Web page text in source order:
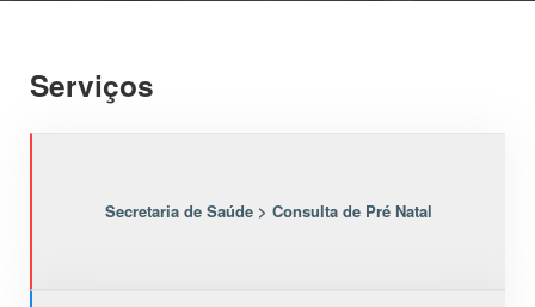
Serviços
Secretaria de Saúde > Consulta de Pré Natal